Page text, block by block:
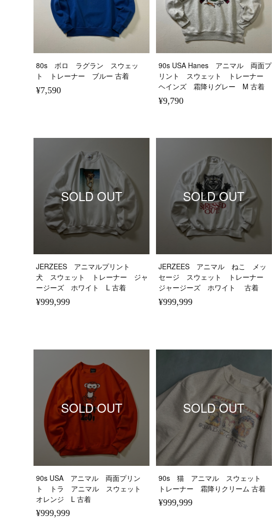
80s ボロ ラグラン スウェッ
ト トレーナー ブルー 古着
¥7,590
90s USA Hanes アニマル 両面プ
リント スウェット トレーナー
ヘインズ 霜降りグレー M 古着
¥9,790
SOLD OUT
JERZEES アニマルプリント
犬 スウェット トレーナー ジャ
ージーズ ホワイト L 古着
¥999,999
SOLD OUT
JERZEES アニマル ねこ メッ
セージ スウェット トレーナー
ジャージーズ ホワイト 古着
¥999,999
SOLD OUT
90s USA アニマル 両面プリン
ト トラ アニマル スウェット
オレンジ L 古着
¥999,999
SOLD OUT
90s 猫 アニマル スウェット
トレーナー 霜降りクリーム 古着
¥999,999